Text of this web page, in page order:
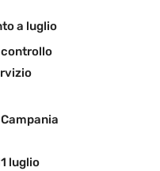
a luglio
controllo
luglio